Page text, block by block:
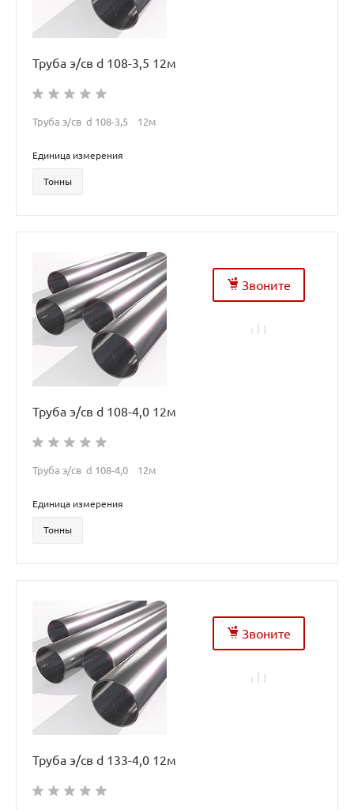
Труба э/св d 108-3,5 12м
Труба э/св d 108-3,5 12м
Единица измерения
Тонны
Звоните
Труба э/св d 108-4,0 12м
Труба э/св d 108-4,0 12м
Единица измерения
Тонны
Звоните
Труба э/св d 133-4,0 12м